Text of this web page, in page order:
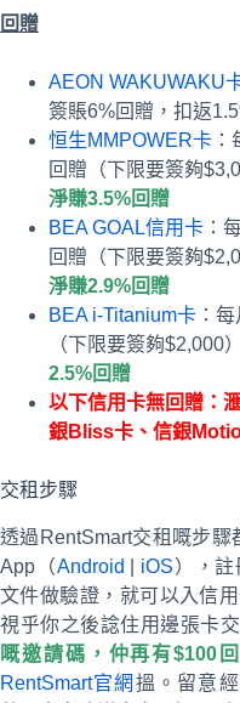
回贈
AEON WAKUWAKU
簽賬6%回贈，扣返
恒生MMPOWER卡
回贈（下限要簽夠
淨賺3.5%回贈
BEA GOAL信用卡 ：
回贈（下限要簽夠
淨賺2.9%回贈
BEA i-Titanium卡 ：
（下限要簽夠$2,000
2.5%回贈
以下信用卡無回贈：
銀Bliss卡、信銀
交租步驟
透過RentSmart交租嘅步
App（Android iOS），
文件做驗證，就可以入信
視乎你之後諗住用邊張卡交
嘅邀請碼，仲再有$100回
RentSmart官網 搵。留意